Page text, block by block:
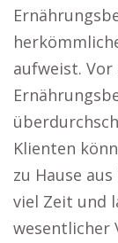
aufweist.
Klienten
zu Hause
viel Zeit und
wesentlicher